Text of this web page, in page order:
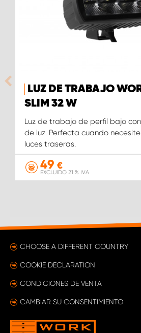
LUZ DE TRABAJO
SLIM 32 W
Luz de trabajo de perfil bajo
de luz. Perfecta cuando
luces traseras.
49 €
EXCLUIDO 21 % IVA
CHOOSE A DIFFERENT COUNTRY
COOKIE DECLARATION
CONDICIONES DE VENTA
CAMBIAR SU CONSENTIMIENTO